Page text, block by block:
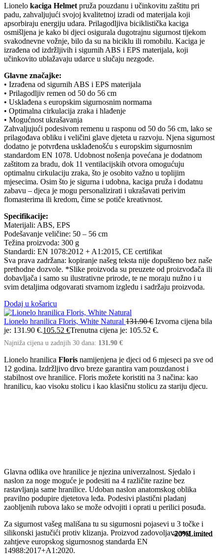
-20%Limited
-20%Limited
-20%Limited
Lionelo kaciga Helmet pruža pouzdanu i učinkovitu zaštitu pri
padu, zahvaljujući svojoj kvalitetnoj izradi od materijala koji
apsorbiraju energiju udara. Prilagodljiva biciklistička kaciga
osmišljena je kako bi djeci osigurala dugotrajnu sigurnost tijekom
svakodnevne vožnje, bilo da su na biciklu ili romobilu. Kaciga je
izrađena od izdržljivih i sigurnih ABS i EPS materijala, koji
učinkovito ublažavaju udarce u slučaju nezgode.
Glavne značajke:
• Izrađena od sigurnih ABS i EPS materijala
• Prilagodljiv remen od 50 do 56 cm
• Usklađena s europskim sigurnosnim normama
• Optimalna cirkulacija zraka i hlađenje
• Mogućnost ukrašavanja
Zahvaljujući podesivom remenu u rasponu od 50 do 56 cm, lako se
prilagođava obliku i veličini glave djeteta u razvoju. Njena sigurnost
dodatno je potvrđena usklađenošću s europskim sigurnosnim
standardom EN 1078. Udobnost nošenja povećana je dodatnom
zaštitom za bradu, dok 11 ventilacijskih otvora omogućuju
optimalnu cirkulaciju zraka, što je osobito važno u toplijim
mjesecima. Osim što je sigurna i udobna, kaciga pruža i dodatnu
zabavu – djeca je mogu personalizirati i ukrašavati perivim
flomasterima ili kredom, čime se potiče kreativnost.
Specifikacije:
Materijali: ABS, EPS
Podešavanje veličine: 50 – 56 cm
Težina proizvoda: 300 g
Standardi: EN 1078:2012 + A1:2015, CE certifikat
Sva prava zadržana: kopiranje našeg teksta nije dopušteno bez naše
prethodne dozvole. *Slike proizvoda su preuzete od proizvođača ili
dobavljača i samo su ilustrativne prirode, te ne moraju nužno i u
svim detaljima odgovarati stvarnom izgledu i sadržaju proizvoda.
-20%Limited
Dodaj u košaricu
Lionelo hranilica Floris, White Natural 131.90€ Izvorna cijena bila
je: 131.90 €.105.52 €Trenutna cijena je: 105.52 €.
Najniža cijena u zadnjih 30 dana: 131.90 €
Lionelo hranilica Floris namijenjena je djeci od 6 mjeseci pa sve od
12 godina. Izdržljivo drvo breze garantira vam pouzdanost i
stabilnost ove hranilice. Floris možete koristiti na 3 načina: kao
hranilicu, kao visoku stolicu i kao klasičnu stolicu za stariju djecu.
Glavna odlika ove hranilice je njezina univerzalnost. Sjedalo i
naslon za noge moguće je podesiti na 4 različite razine bez
rastavljanja same hranilice. Udoban naslon anatomskog oblika
pravilno podupire djetetova leđa. Podesivi plastični pladanj
zaobljenih rubova lako se može odvojiti i oprati u perilici posuđa.
Za sigurnost vašeg mališana tu su sigurnosni pojasevi u 3 točke i
silikonski jastučići protiv klizanja. Proizvod zadovoljava sve
zahtjeve europskog sigurnosnog standarda EN
14988:2017+A1:2020.